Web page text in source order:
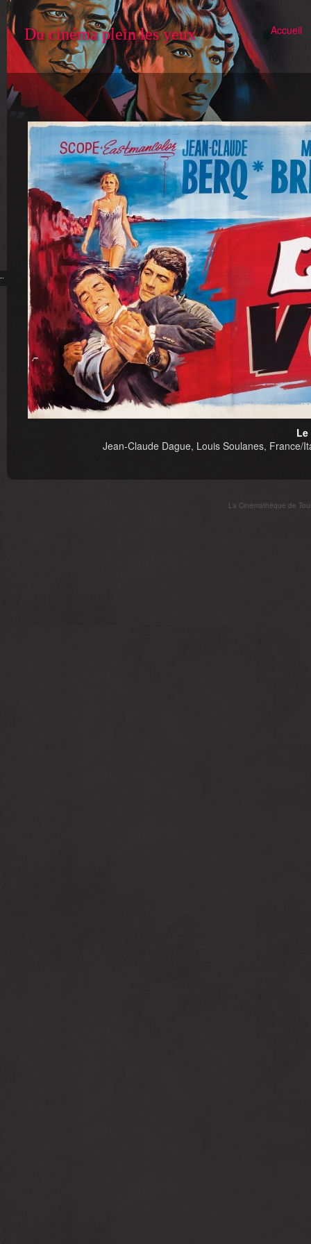
Du cinéma plein les yeux Accueil
Jean-Claude Dague, Louis Soulanes, France/
La Cinémathèque de